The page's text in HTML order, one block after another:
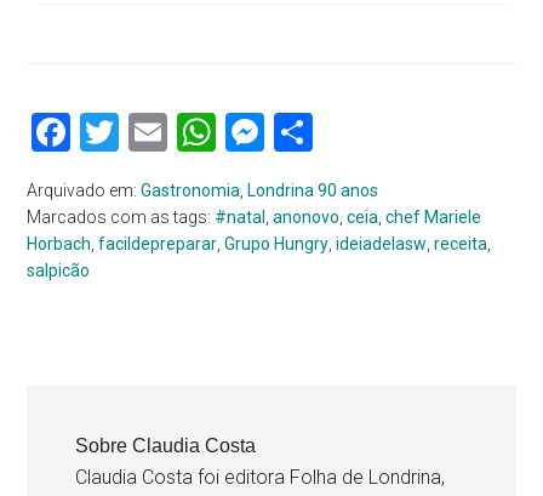
Facebook
Twitter
EmailWhatsApp
Messenger
Arquivado em:Gastronomia, Londrina 90 anos
Marcados com as tags: #natal ,anonovo,ceia,chef Mariele
Horbach,facildepreparar,Grupo Hungry,ideiadelasw,receita,
salpicão
SobreClaudia Costa
Claudia Costa foi editora Folha de Londrina,